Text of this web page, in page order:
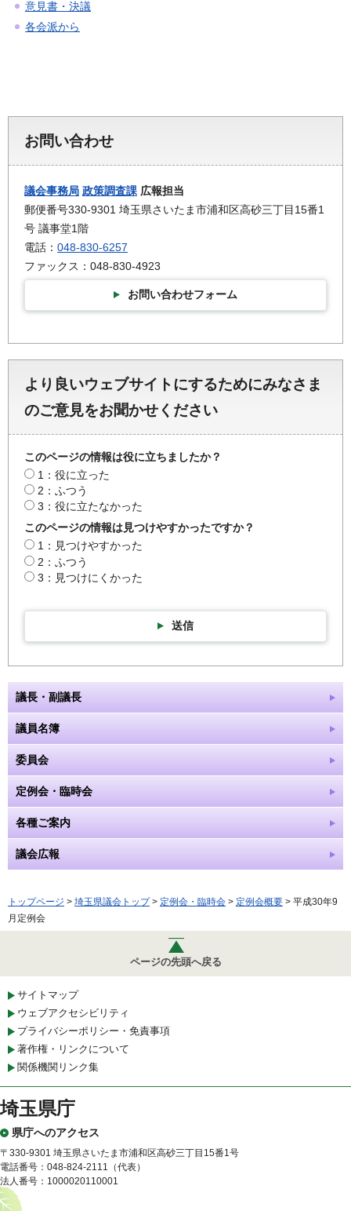
意見書・決議
各会派から
お問い合わせ
議会事務局 政策調査課 広報担当
郵便番号330-9301 埼玉県さいたま市浦和区高砂三丁目15番1
号 議事堂1階
電話： 048-830-6257
ファックス：048-830-4923
お問い合わせフォーム
より良いウェブサイトにするためにみなさま
のご意見をお聞かせください
このページの情報は役に立ちましたか？
1：役に立った
2：ふつう
3：役に立たなかった
このページの情報は見つけやすかったですか？
1：見つけやすかった
2：ふつう
3：見つけにくかった
送信
議長・副議長
議員名簿
委員会
定例会・臨時会
各種ご案内
議会広報
トップページ > 埼玉県議会トップ> 定例会・臨時会 > 定例会概要 > 平成30年9
月定例会
ページの先頭へ戻る
サイトマップ
ウェブアクセシビリティ
プライバシーポリシー・免責事項
著作権・リンクについて
関係機関リンク集
埼玉県庁
県庁へのアクセス
〒330-9301 埼玉県さいたま市浦和区高砂三丁目15番1号
電話番号：048-824-2111（代表）
法人番号：1000020110001